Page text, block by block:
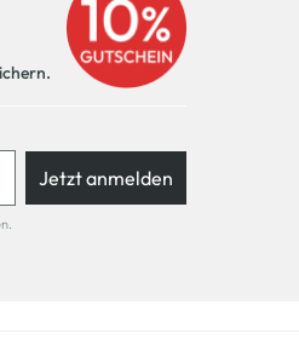
Jetzt anmelden